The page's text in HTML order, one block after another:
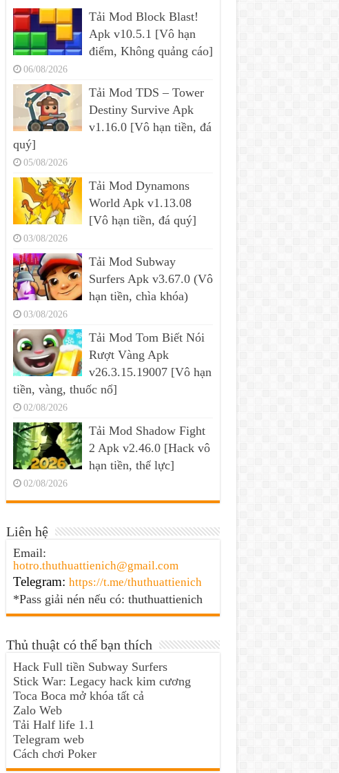
Tải Mod Block Blast!
Apk v10.5.1 [Vô hạn
điểm, Không quảng cáo]
06/08/2026
Tải Mod TDS – Tower
Destiny Survive Apk
v1.16.0 [Vô hạn tiền, đá
quý]
05/08/2026
Tải Mod Dynamons
World Apk v1.13.08
[Vô hạn tiền, đá quý]
03/08/2026
Tải Mod Subway
Surfers Apk v3.67.0 (Vô
hạn tiền, chìa khóa)
03/08/2026
Tải Mod Tom Biết Nói
Rượt Vàng Apk
v26.3.15.19007 [Vô hạn
tiền, vàng, thuốc nổ]
02/08/2026
Tải Mod Shadow Fight
2 Apk v2.46.0 [Hack vô
hạn tiền, thể lực]
02/08/2026
Liên hệ
Email:
hotro.thuthuattienich@gmail.com
Telegram: https://t.me/thuthuattienich
*Pass giải nén nếu có: thuthuattienich
Thủ thuật có thể bạn thích
Hack Full tiền Subway Surfers
Stick War: Legacy hack kim cương
Toca Boca mở khóa tất cả
Zalo Web
Tải Half life 1.1
Telegram web
Cách chơi Poker